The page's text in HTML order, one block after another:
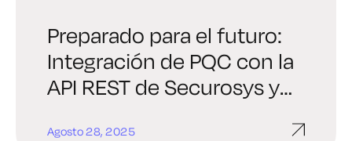
Preparado para el futuro:
Integración de PQC con la
API REST de Securosys y
Agosto 28, 2025